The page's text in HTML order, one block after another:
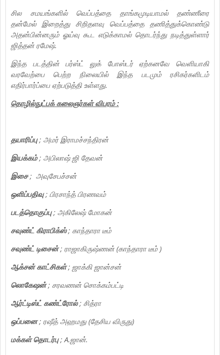
சில சமயங்களில் வெப்பத்தை தாங்கமுடியாமல் தண்ணீரை
தன்மேல் இறைத்து சிறிதளவு வெப்பத்தை தணித்துக்கொண்டு
அதன்பின்னரும் ஓய்வு கூட எடுக்காமல் தொடர்ந்து நடித்துள்ளார்
ஜித்தன் ரமேஷ்.
இந்த படத்தின் பர்ஸ்ட் லுக் போஸ்டர் ஏற்கனவே வெளியாகி
வரவேற்பை பெற்ற நிலையில் இந்த படமும் ரசிகர்களிடம்
எதிர்பார்ப்பை ஏற்படுத்தி உள்ளது.
தொழில்நுட்பக் கலைஞர்கள் விபரம் :
தயாரிப்பு; அமர் இராமச்சந்திரன்
இயக்கம்; அபிலாஷ் ஜி தேவன்
இசை; அவுசேபச்சன்
ஒளிப்பதிவு; பிரசாந்த் பிரணவம்
படத்தொகுப்பு; அகிலேஷ் மோகன்
சவுண்ட் கிராபிக்ஸ்; காந்தாரா டீம்
சவுண்ட் டிசைன்; ராஜாகிருஷ்ணன் (காந்தாரா டீம் )
ஆக்சன் காட்சிகள்; ஜாக்கி ஜான்சன்
லொகேஷன்; சரவணன் சொக்கம்பட்டி
ஆர்ட்டிஸ்ட் கண்ட்ரோல்; சித்ரா
ஒப்பனை; ரஷீத் அஹமது (தேசிய விருது)
மக்கள் தொடர்பு; A.ஜான்.